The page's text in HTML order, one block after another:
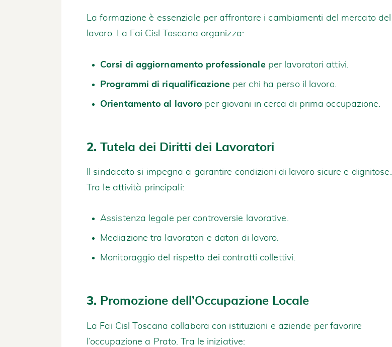
La formazione è essenziale per affrontare i cambiamenti del mercato del
lavoro. La Fai Cisl Toscana organizza:
Corsi di aggiornamento professionaleper lavoratori attivi.
Programmi di riqualificazioneper chi ha perso il lavoro.
Orientamento al lavoro per giovani in cerca di prima occupazione.
2. Tutela dei Diritti dei Lavoratori
Il sindacato si impegna a garantire condizioni di lavoro sicure e dignitose.
Tra le attività principali:
Assistenza legale per controversie lavorative.
Mediazione tra lavoratori e datori di lavoro.
Monitoraggio del rispetto dei contratti collettivi.
3. Promozione dell’Occupazione Locale
La Fai Cisl Toscana collabora con istituzioni e aziende per favorire
l’occupazione a Prato. Tra le iniziative: